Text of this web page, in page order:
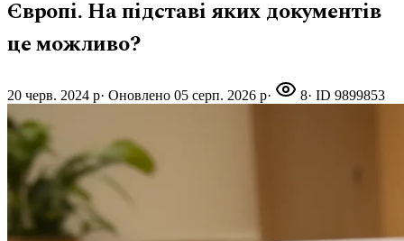
Європі. На підставі яких документів
це можливо?
20 черв. 2024 р· Оновлено 05 серп. 2026 р· 8· ID 9899853